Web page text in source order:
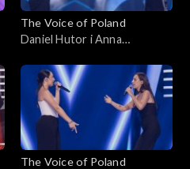
The Voice of Poland
Daniel Hutor i Anna
Reason”, „The Voice of
Poland”, Bitwy, 25
października 2025
The Voice of Poland